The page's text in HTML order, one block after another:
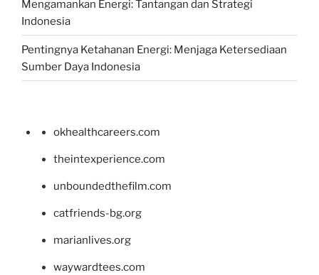
Mengamankan Energi: Tantangan dan Strategi
Indonesia
Pentingnya Ketahanan Energi: Menjaga Ketersediaan
Sumber Daya Indonesia
okhealthcareers.com
theintexperience.com
unboundedthefilm.com
catfriends-bg.org
marianlives.org
waywardtees.com